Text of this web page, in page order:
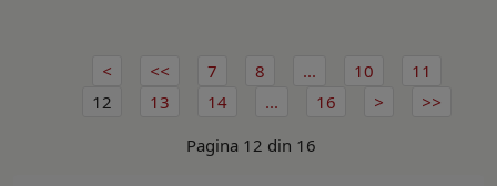
7 8 ... 10
11
12
13 14 ...
16
Pagina 12 din 16